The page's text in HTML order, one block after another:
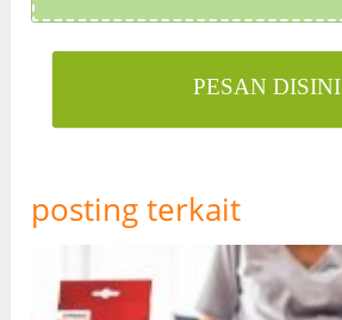
PESAN DISINI
posting terkait